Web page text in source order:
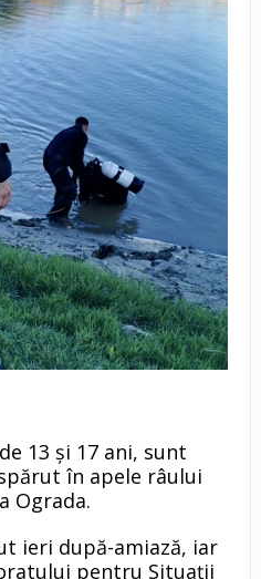
13 și 17 ani, sunt
în apele râului
Ograda.
ieri după-amiază, iar
pentru Situații